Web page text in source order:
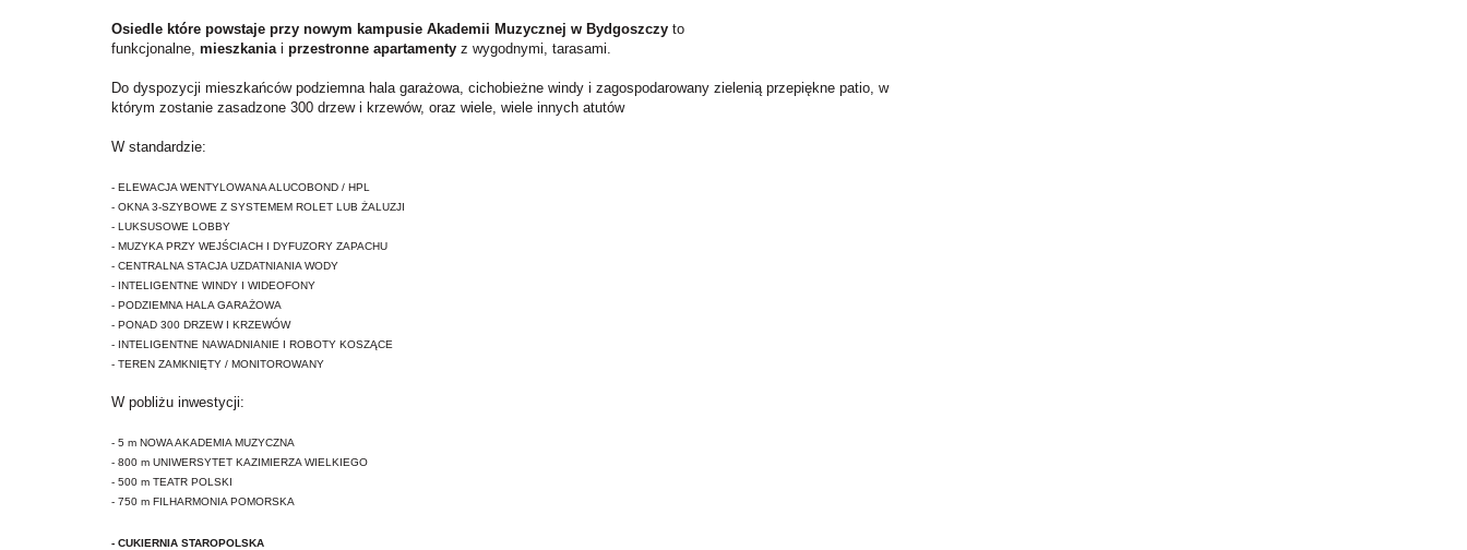
Osiedle które powstaje przy nowym kampusie Akademii Muzycznej w Bydgoszczy to
funkcjonalne, mieszkaniai przestronne apartamenty z wygodnymi, tarasami.
Do dyspozycji mieszkańców podziemna hala garażowa, cichobieżne windy i zagospodarowany zielenią przepiękne patio, w
którym zostanie zasadzone 300 drzew i krzewów, oraz wiele, wiele innych atutów
W standardzie:
- ELEWACJA WENTYLOWANA ALUCOBOND / HPL
- OKNA 3-SZYBOWE Z SYSTEMEM ROLET LUB ŻALUZJI
- LUKSUSOWE LOBBY
- MUZYKA PRZY WEJŚCIACH I DYFUZORY ZAPACHU
- CENTRALNA STACJA UZDATNIANIA WODY
- INTELIGENTNE WINDY I WIDEOFONY
- PODZIEMNA HALA GARAŻOWA
- PONAD 300 DRZEW I KRZEWÓW
- INTELIGENTNE NAWADNIANIE I ROBOTY KOSZĄCE
- TEREN ZAMKNIĘTY / MONITOROWANY
W pobliżu inwestycji:
- 5 m NOWA AKADEMIA MUZYCZNA
- 800 m UNIWERSYTET KAZIMIERZA WIELKIEGO
- 500 m TEATR POLSKI
- 750 m FILHARMONIA POMORSKA
- CUKIERNIA STAROPOLSKA